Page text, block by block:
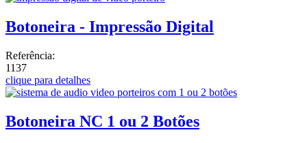
Botoneira - Impressão Digital
Referência:
1137
clique para detalhes
Botoneira NC 1 ou 2 Botões